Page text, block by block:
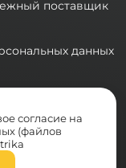
поставщик
данных
СОУТ в
согласие на
(файлов